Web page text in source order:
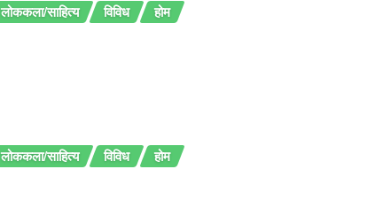
लोककला/साहित्य विविध होम
लोककला/साहित्य विविध होम